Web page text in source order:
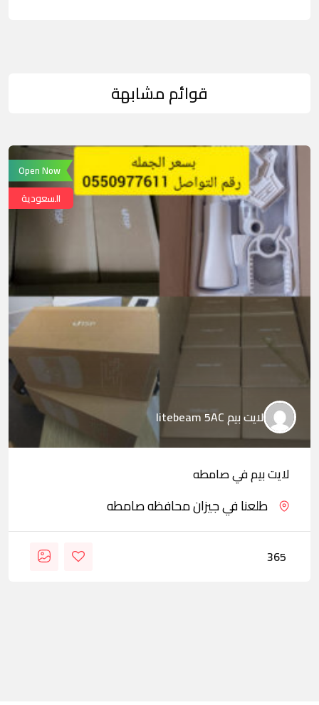
قوائم مشابهة
Open Now
السعودية
لايت بيم litebeam 5AC
لايت بيم في صامطه
طلعنا في جيزان محافظه صامطه
365